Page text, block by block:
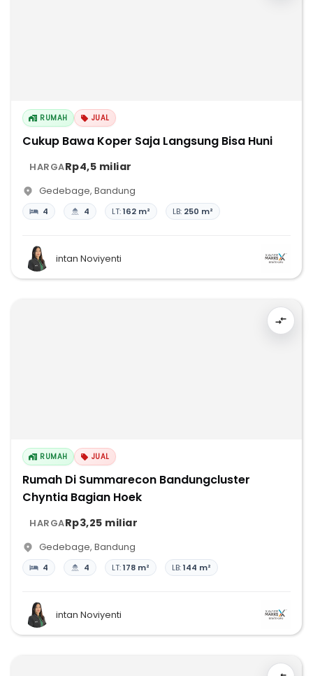
RUMAH JUAL
Cukup Bawa Koper Saja Langsung Bisa Huni
HARGARp4,5 miliar
Gedebage, Bandung
4 4 LT:162 m² LB: 250 m²
intan Noviyenti
RUMAH JUAL
Rumah Di Summarecon Bandungcluster
Chyntia Bagian Hoek
HARGARp3,25 miliar
Gedebage, Bandung
4 4 LT:178 m² LB:144 m²
intan Noviyenti